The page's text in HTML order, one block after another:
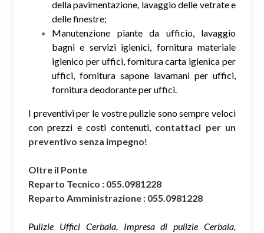
della pavimentazione, lavaggio delle vetrate e
delle finestre;
Manutenzione piante da ufficio, lavaggio
bagni e servizi igienici, fornitura materiale
igienico per uffici, fornitura carta igienica per
uffici, fornitura sapone lavamani per uffici,
fornitura deodorante per uffici.
I preventivi per le vostre pulizie sono sempre veloci
con prezzi e costi contenuti, contattaci per un
preventivo senza impegno!
Oltre il Ponte
Reparto Tecnico : 055.0981228
Reparto Amministrazione : 055.0981228
Pulizie Uffici Cerbaia, Impresa di pulizie Cerbaia,